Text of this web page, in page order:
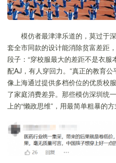
模仿者最津津乐道的，莫过于
套全市同款的设计能消除贫富差距
段子：“穿校服最大的差距不是衣
配AJ，有人穿回力。”真正的教育
像上海通过提供多档价位的优质校
了家庭消费差异。那些模仿深圳统
上的“懒政思维”，用最简单粗暴的